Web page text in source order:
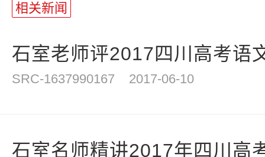
相关新闻
石室老师评2017四川高考语
SRC-1637990167 2017-06-10
石室名师精讲2017年四川高